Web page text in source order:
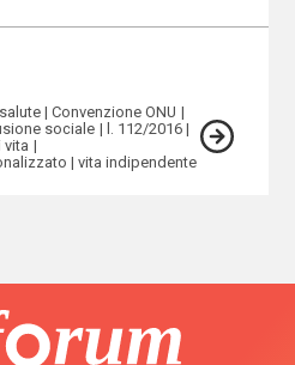
Convenzione ONU
sociale
l. 112/2016
vita indipendente